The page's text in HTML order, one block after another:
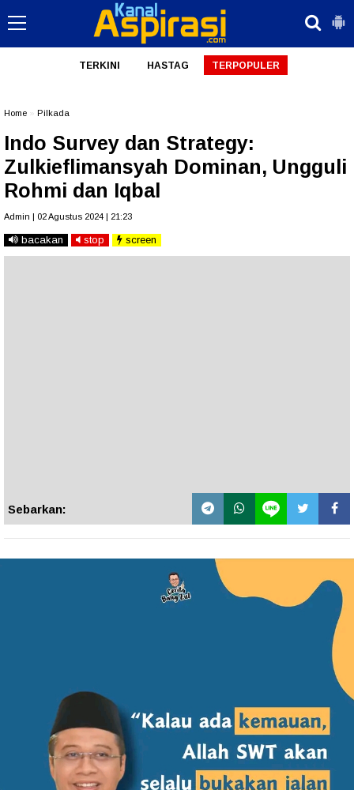
TERKINI HASTAG TERPOPULER
Home Pilkada
Indo Survey dan Strategy:
Zulkieflimansyah Dominan, Ungguli
Rohmi dan Iqbal
Admin | 02 Agustus 2024 | 21:23
bacakan stop screen
Sebarkan: